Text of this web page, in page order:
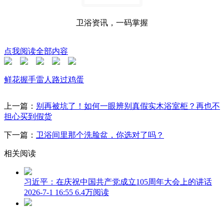
卫浴资讯，一码掌握
点我阅读全部内容
鲜花握手雷人 路过鸡蛋
上一篇： 别再被坑了！如何一眼辨别真假实木浴室柜？再也不
担心买到假货
下一篇： 卫浴间里那个洗脸盆，你选对了吗？
相关阅读
习近平：在庆祝中国共产党成立105周年大会上的讲话
2026-7-1 16:55 6.4万阅读